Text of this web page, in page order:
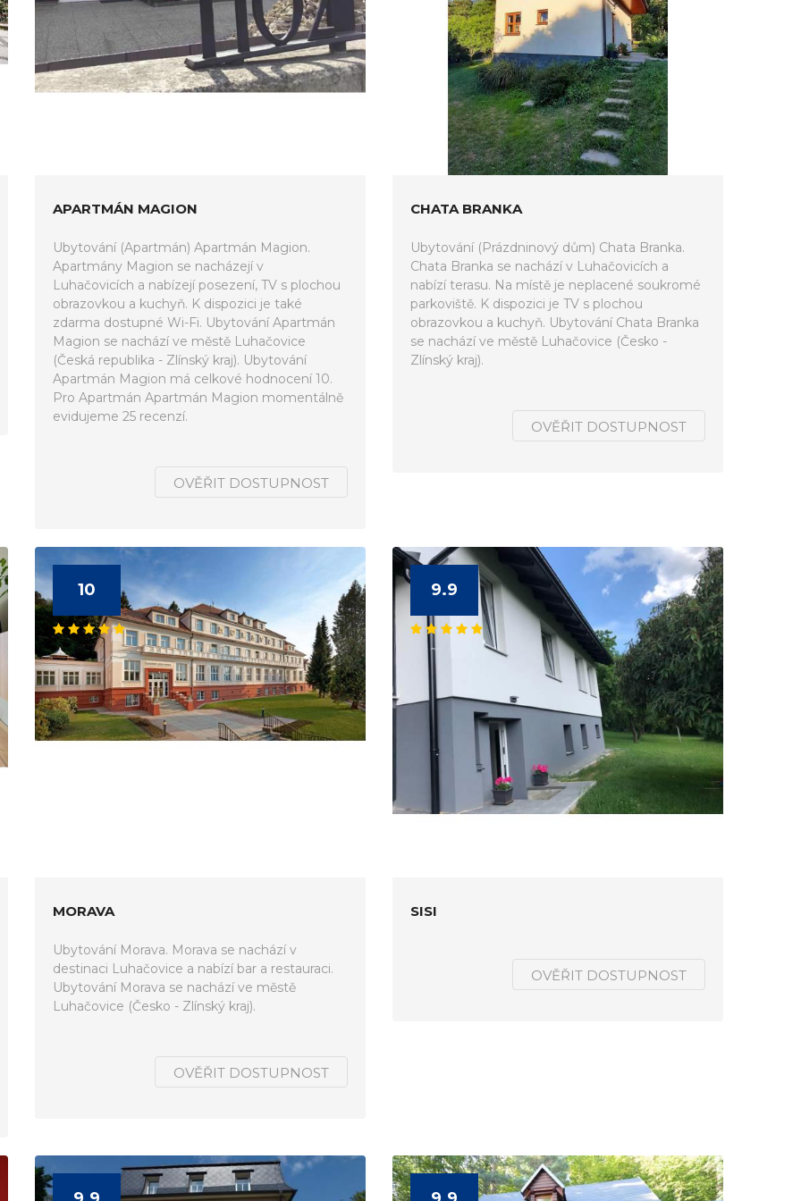
APARTMÁN MAGION
Ubytování (Apartmán) Apartmán Magion.
Apartmány Magion se nacházejí v
Luhačovicích a nabízejí posezení, TV s plochou
obrazovkou a kuchyň. K dispozici je také
zdarma dostupné Wi-Fi. Ubytování Apartmán
Magion se nachází ve městě Luhačovice
(Česká republika - Zlínský kraj). Ubytování
Apartmán Magion má celkové hodnocení 10.
Pro Apartmán Apartmán Magion momentálně
evidujeme 25 recenzí.
OVĚŘIT DOSTUPNOST
CHATA BRANKA
Ubytování (Prázdninový dům) Chata Branka.
Chata Branka se nachází v Luhačovicích a
nabízí terasu. Na místě je neplacené soukromé
parkoviště. K dispozici je TV s plochou
obrazovkou a kuchyň. Ubytování Chata Branka
se nachází ve městě Luhačovice (Česko -
Zlínský kraj).
OVĚŘIT DOSTUPNOST
10
MORAVA
Ubytování Morava. Morava se nachází v
destinaci Luhačovice a nabízí bar a restauraci.
Ubytování Morava se nachází ve městě
Luhačovice (Česko - Zlínský kraj).
OVĚŘIT DOSTUPNOST
9.9
SISI
OVĚŘIT DOSTUPNOST